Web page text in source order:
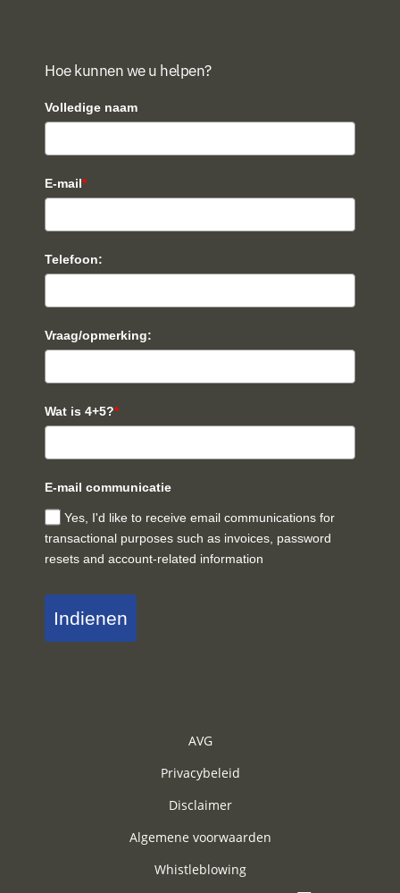
Hoe kunnen we u helpen?
Volledige naam
E-mail*
Telefoon:
Vraag/opmerking:
Wat is 4+5?*
E-mail communicatie
Yes, I'd like to receive email communications for
transactional purposes such as invoices, password
resets and account-related information
Indienen
AVG
Privacybeleid
Disclaimer
Algemene voorwaarden
Whistleblowing